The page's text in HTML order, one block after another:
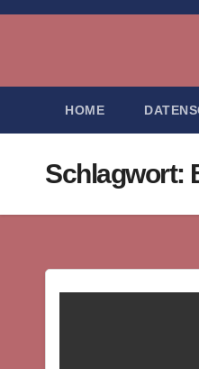
Zum
HOME
Schlagwort: